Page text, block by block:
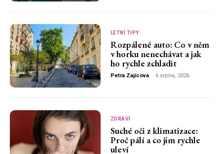
LETNÍ TIPY
Rozpálené auto: Co v něm
v horku nenechávat a jak
ho rychle zchladit
Petra Zajícova - 6 srpna, 2026
ZDRAVÍ
Suché oči z klimatizace:
Proč pálí a co jim rychle
uleví